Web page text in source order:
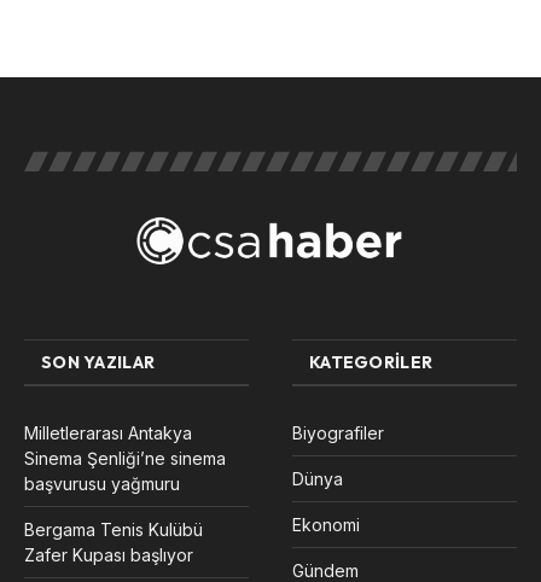
SON YAZILAR
Milletlerarası Antakya
Sinema Şenliği’ne sinema
başvurusu yağmuru
Bergama Tenis Kulübü
Zafer Kupası başlıyor
KATEGORILER
Biyografiler
Dünya
Ekonomi
Gündem